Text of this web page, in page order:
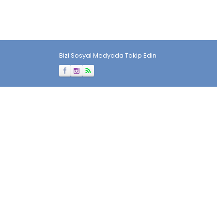
Bizi Sosyal Medyada Takip Edin